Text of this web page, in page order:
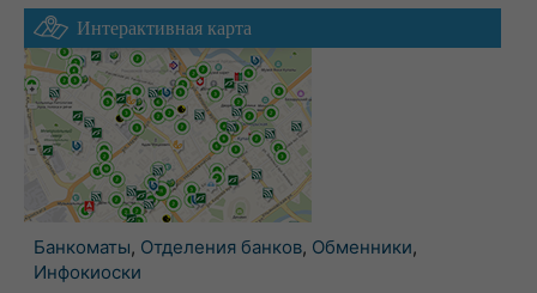
Интерактивная карта
Банкоматы, Отделения банков, Обменники,
Инфокиоски